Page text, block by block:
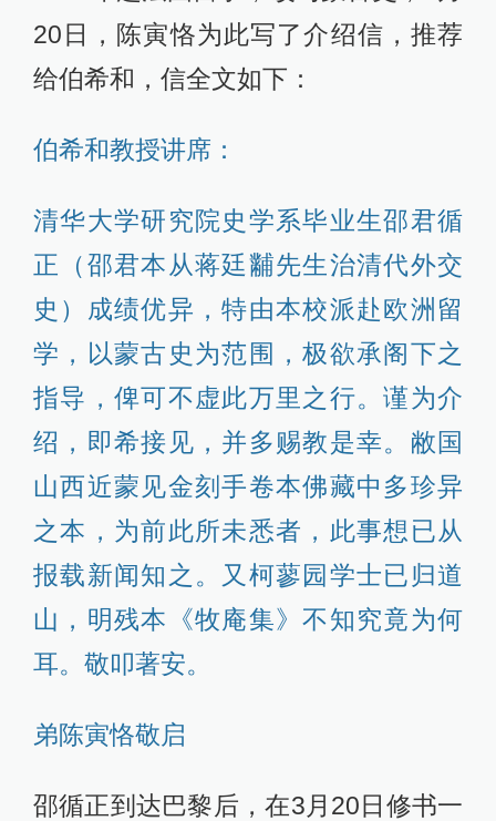
20日，陈寅恪为此写了介绍信，推荐
给伯希和，信全文如下：
伯希和教授讲席：
清华大学研究院史学系毕业生邵君循
正（邵君本从蒋廷黼先生治清代外交
史）成绩优异，特由本校派赴欧洲留
学，以蒙古史为范围，极欲承阁下之
指导，俾可不虚此万里之行。谨为介
绍，即希接见，并多赐教是幸。敝国
山西近蒙见金刻手卷本佛藏中多珍异
之本，为前此所未悉者，此事想已从
报载新闻知之。又柯蓼园学士已归道
山，明残本《牧庵集》不知究竟为何
耳。敬叩著安。
弟陈寅恪敬启
邵循正到达巴黎后，在3月20日修书一